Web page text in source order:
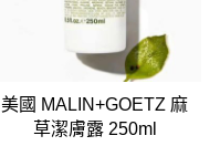
美國 MALIN+GOETZ 基
礎護膚旅行組